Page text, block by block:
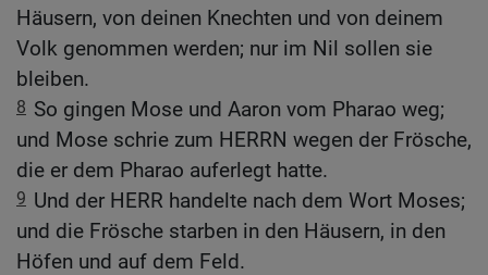
Häusern, von deinen Knechten und von deinem
Volk genommen werden; nur im Nil sollen sie
bleiben.
8 So gingen Mose und Aaron vom Pharao weg;
und Mose schrie zum HERRN wegen der Frösche,
die er dem Pharao auferlegt hatte.
9 Und der HERR handelte nach dem Wort Moses;
und die Frösche starben in den Häusern, in den
Höfen und auf dem Feld.